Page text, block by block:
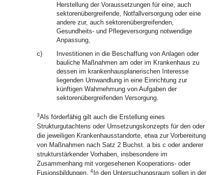
Herstellung der Voraussetzungen für eine, auch
sektorenübergreifende, Notfallversorgung oder eine
andere zur, auch sektorenübergreifenden,
Gesundheits- und Pflegeversorgung notwendige
Anpassung,
c)
Investitionen in die Beschaffung von Anlagen oder
bauliche Maßnahmen am oder im Krankenhaus zu
dessen im krankenhausplanerischen Interesse
liegenden Umwandlung in eine Einrichtung zur
künftigen Wahrnehmung von Aufgaben der
sektorenübergreifenden Versorgung.
3Als förderfähig gilt auch die Erstellung eines
Strukturgutachtens oder Umsetzungskonzepts für den oder
die jeweiligen Krankenhausstandorte, etwa zur Vorbereitung
von Maßnahmen nach Satz 2 Buchst. a bis c oder anderer
strukturstärkender Vorhaben, insbesondere im
Zusammenhang mit vorgesehenen Kooperations- oder
Fusionsbildungen. 4 In den Untersuchungsraum sollen in der